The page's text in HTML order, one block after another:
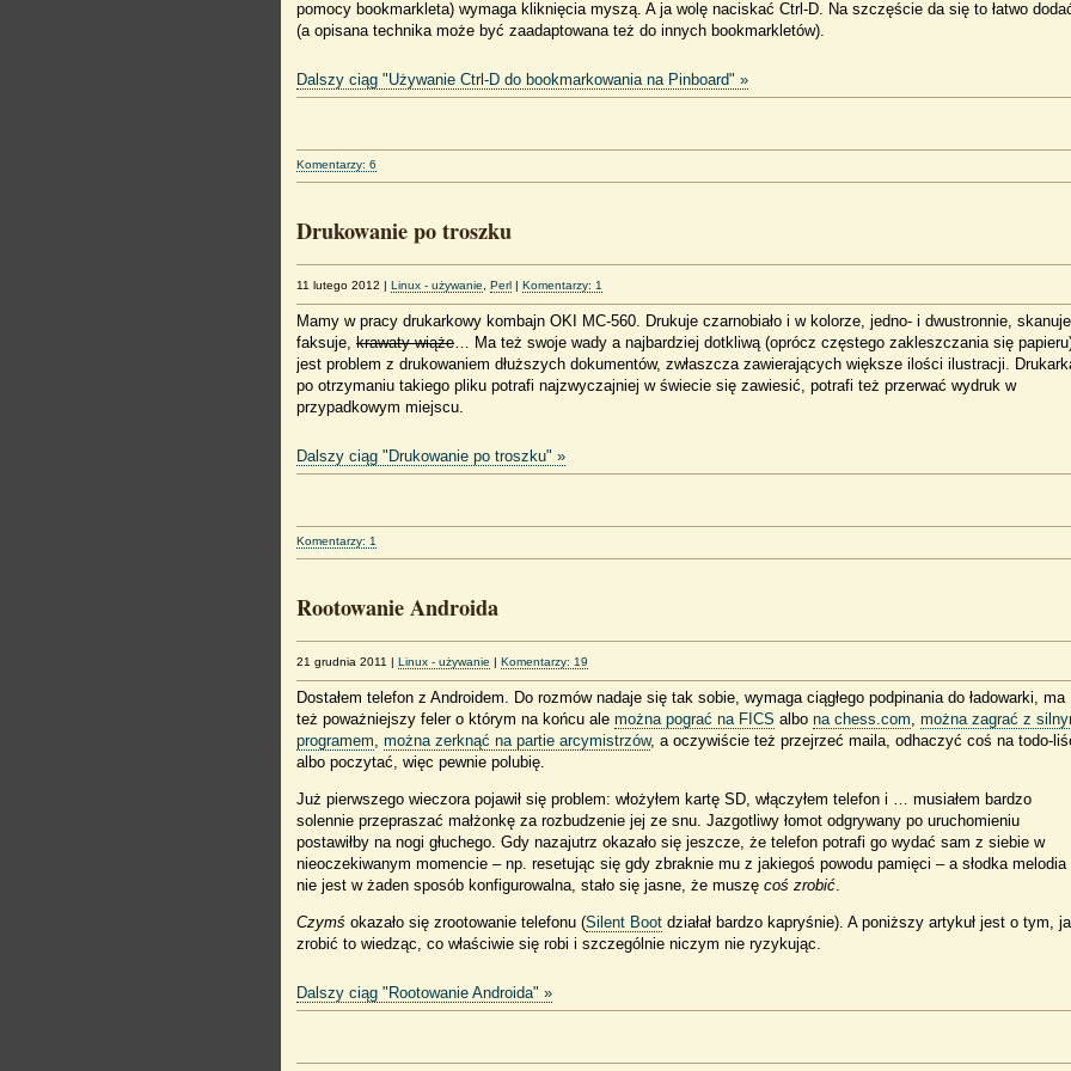
pomocy bookmarkleta) wymaga kliknięcia myszą. A ja wolę naciskać Ctrl-D. Na szczęście da się to łatwo
(a opisana technika może być zaadaptowana też do innych bookmarkletów).
Dalszy ciąg "Używanie Ctrl-D do bookmarkowania na Pinboard" »
Komentarzy: 6
Drukowanie po troszku
11 lutego 2012 | Linux - używanie Perl | Komentarzy: 1
Mamy w pracy drukarkowy kombajn OKI MC-560. Drukuje czarnobiało i w kolorze, jedno- i dwustronnie, skanuje,
faksuje, krawaty wiąże … Ma też swoje wady a najbardziej dotkliwą (oprócz częstego zakleszczania się
jest problem z drukowaniem dłuższych dokumentów, zwłaszcza zawierających większe ilości ilustracji.
po otrzymaniu takiego pliku potrafi najzwyczajniej w świecie się zawiesić, potrafi też przerwać wydruk w
przypadkowym miejscu.
Dalszy ciąg "Drukowanie po troszku" »
Komentarzy: 1
Rootowanie Androida
21 grudnia 2011 | Linux - używanie | Komentarzy: 19
Dostałem telefon z Androidem. Do rozmów nadaje się tak sobie, wymaga ciągłego podpinania do ładowarki, ma
też poważniejszy feler o którym na końcu ale można pograć na FICS albo na chess.com można zagrać z
programem można zerknąć na partie arcymistrzów, a oczywiście też przejrzeć maila, odhaczyć coś na todo-
albo poczytać, więc pewnie polubię.
Już pierwszego wieczora pojawił się problem: włożyłem kartę SD, włączyłem telefon i … musiałem bardzo
solennie przepraszać małżonkę za rozbudzenie jej ze snu. Jazgotliwy łomot odgrywany po uruchomieniu
postawiłby na nogi głuchego. Gdy nazajutrz okazało się jeszcze, że telefon potrafi go wydać sam z siebie w
nieoczekiwanym momencie – np. resetując się gdy zbraknie mu z jakiegoś powodu pamięci – a słodka melodia
nie jest w żaden sposób konfigurowalna, stało się jasne, że muszę coś zrobić
Czymś okazało się zrootowanie telefonu (Silent Boot działał bardzo kapryśnie). A poniższy artykuł jest o tym,
zrobić to wiedząc, co właściwie się robi i szczególnie niczym nie ryzykując.
Dalszy ciąg "Rootowanie Androida" »